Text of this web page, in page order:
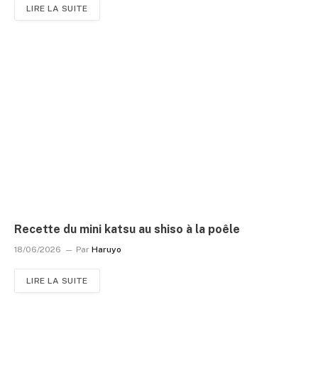
LIRE LA SUITE
Recette du mini katsu au shiso à la poêle
18/06/2026 Par Haruyo
LIRE LA SUITE